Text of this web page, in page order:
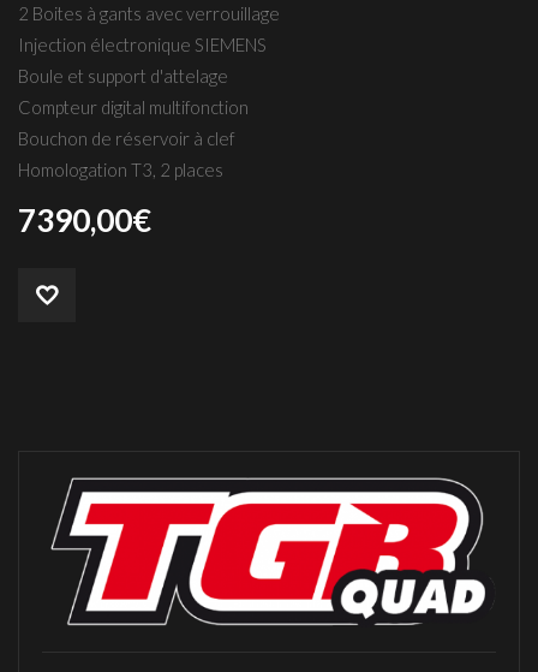
2 Boites à gants avec verrouillage
Injection électronique SIEMENS
Boule et support d'attelage
Compteur digital multifonction
Bouchon de réservoir à clef
Homologation T3, 2 places
7390,00€